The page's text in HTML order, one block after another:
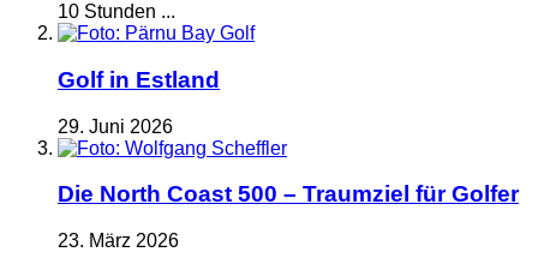
10 Stunden ...
Golf in Estland
29. Juni 2026
Die North Coast 500 – Traumziel für Golfer
23. März 2026